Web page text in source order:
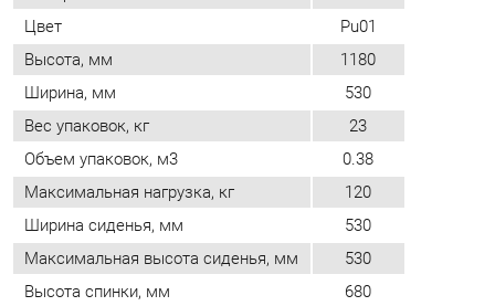
Объем упаковок, м3
0.38
Максимальная нагрузка, кг
120
Ширина сиденья, мм
530
Максимальная высота сиденья, мм
530
Высота спинки, мм
680
Диаметр опоры, мм
700
ОТЗЫВЫ
Пока нет отзывов, поделитесь первым своим мнением.